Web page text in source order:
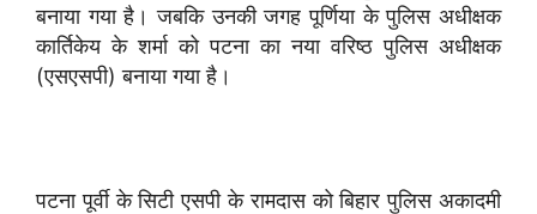
बनाया गया है। जबकि उनकी जगह पूर्णिया के पुलिस अधीक्षक
कार्तिकेय के शर्मा को पटना का नया वरिष्ठ पुलिस अधीक्षक
(एसएसपी) बनाया गया है।
पटना पूर्वी के सिटी एसपी के रामदास को बिहार पुलिस अकादमी